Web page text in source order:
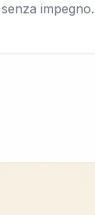
impegno.